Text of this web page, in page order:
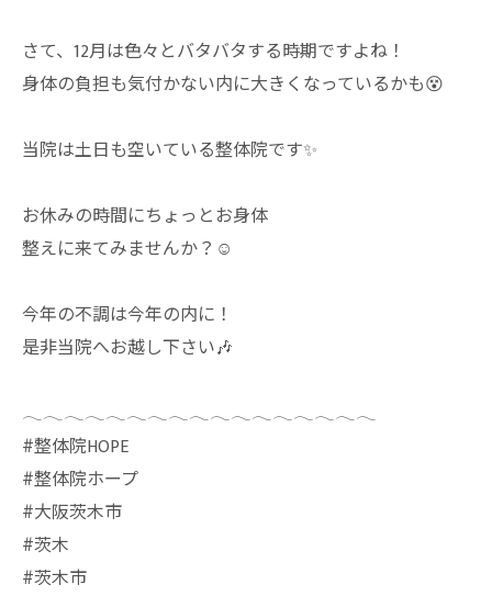
さて、12月は色々とバタバタする時期ですよね！
身体の負担も気付かない内に大きくなっているかも😵
当院は土日も空いている整体院です✨
お休みの時間にちょっとお身体
整えに来てみませんか？☺️
今年の不調は今年の内に！
是非当院へお越し下さい🎶
𓂃𓂃𓂃𓂃𓂃𓂃𓂃𓂃𓂃𓂃𓂃𓂃𓂃𓂃𓂃𓂃𓂃
⁡#整体院HOPE
#整体院ホープ
#大阪茨木市
#茨木
#茨木市